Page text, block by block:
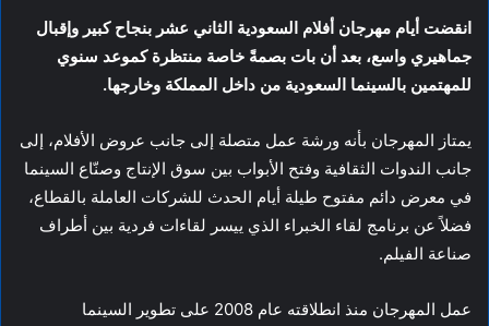
انقضت أيام مهرجان أفلام السعودية الثاني عشر بنجاح كبير وإقبال
جماهيري واسع، بعد أن بات بصمةً خاصة منتظرة كموعد سنوي
للمهتمين بالسينما السعودية من داخل المملكة وخارجها.
يمتاز المهرجان بأنه ورشة عمل متصلة إلى جانب عروض الأفلام، إلى
جانب الندوات الثقافية وفتح الأبواب بين سوق الإنتاج وصنّاع السينما
في معرض دائم مفتوح طيلة أيام الحدث للشركات العاملة بالقطاع،
فضلاً عن برنامج لقاء الخبراء الذي ييسر لقاءات فردية بين أطراف
صناعة الفيلم.
عمل المهرجان منذ انطلاقته عام 2008 على تطوير السينما